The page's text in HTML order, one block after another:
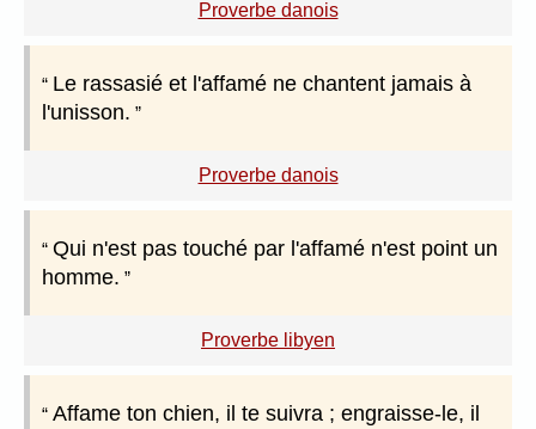
Proverbe danois
Le rassasié et l'affamé ne chantent jamais à
l'unisson.
Proverbe danois
Qui n'est pas touché par l'affamé n'est point un
homme.
Proverbe libyen
Affame ton chien, il te suivra ; engraisse-le, il